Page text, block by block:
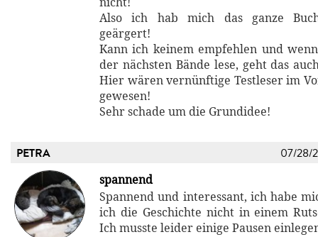
Also ich hab mich das ganze
geärgert!
Kann ich keinem empfehlen und
der nächsten Bände lese, geht das
Hier wären vernünftige Testleser im
gewesen!
Sehr schade um die Grundidee!
PETRA 07/28/
spannend
Spannend und interessant, ich habe
ich die Geschichte nicht in einem
Ich musste leider einige Pausen